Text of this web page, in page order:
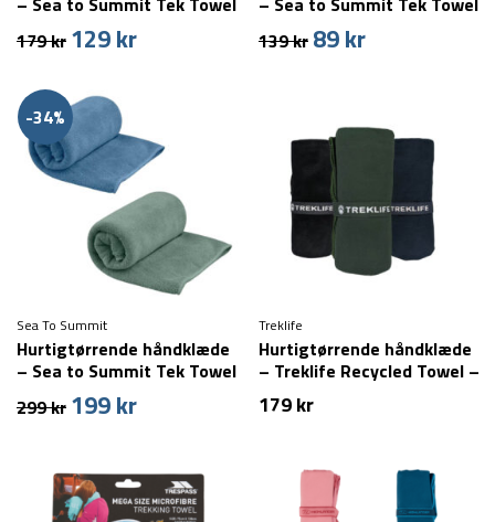
– Medium
179kr Den
var:
179 kr.
129krDen
129 kr.
– Small
139kr Den
139 kr.
89krDen
89 kr.
-34%
Sea To Summit
Hurtigtørrende håndklæde
– Sea to Summit Tek Towel
299kr Den
var:
299 kr.
199krDen
er:
199 kr.
Treklife
Hurtigtørrende håndklæde
– Treklife Recycled Towel –
160×80 cm
179kr